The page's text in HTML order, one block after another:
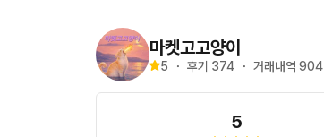
반택, 편의점 택배 사용하지않습니다
마켓고고양이
5 ・ 후기 374 ・ 거래내역 904
5